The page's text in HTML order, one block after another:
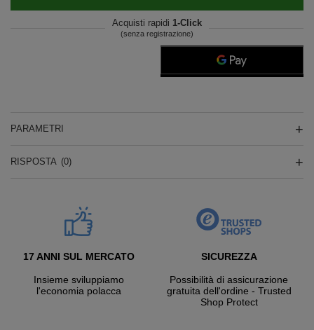
Acquisti rapidi 1-Click
(senza registrazione)
PARAMETRI
RISPOSTA (0)
17 ANNI SUL MERCATO
Insieme sviluppiamo
l'economia polacca
SICUREZZA
Possibilità di assicurazione
gratuita dell'ordine - Trusted
Shop Protect